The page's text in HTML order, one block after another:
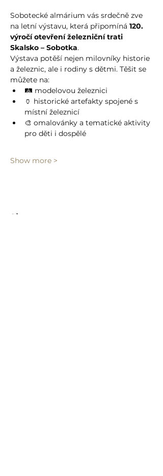
Sobotecké almárium vás srdečně zve
na letní výstavu, která připomíná 120.
výročí otevření železniční trati
Skalsko – Sobotka.
Výstava potěší nejen milovníky historie
a železnic, ale i rodiny s dětmi. Těšit se
můžete na:
🛤️ modelovou železnici
🏺 historické artefakty spojené s
místní železnicí
🎨 omalovánky a tematické aktivity
pro děti i dospělé
Show more >
Share event